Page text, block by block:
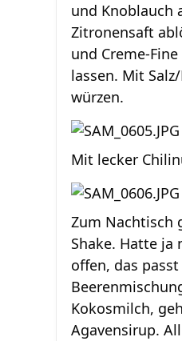
und Knoblauch
Zitronensaft
und Creme-
lassen. Mit
würzen.
Mit lecker
Zum Nachtisch
Shake. Hatte ja
offen, das
Kokosmilch,
Agavensirup.